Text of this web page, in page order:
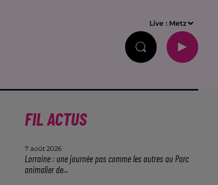
Live : Metz
FIL ACTUS
7 août 2026
Lorraine : une journée pas comme les autres au Parc
animalier de...